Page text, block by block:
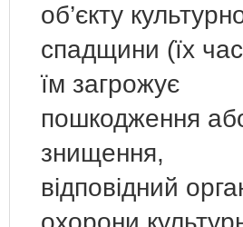
об’єкту
спадщини (їх
їм загрожує
пошкодження
знищення,
відповідний